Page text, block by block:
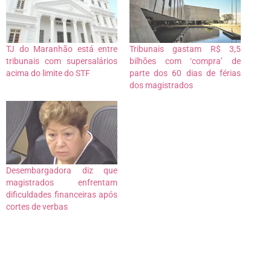
TJ do Maranhão está entre
tribunais com supersalários
acima do limite do STF
Tribunais gastam R$ 3,5
bilhões com ‘compra’ de
parte dos 60 dias de férias
dos magistrados
Desembargadora diz que
magistrados enfrentam
dificuldades financeiras após
cortes de verbas